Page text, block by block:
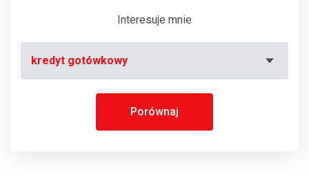
Interesuje mnie
kredyt gotówkowy
Porównaj